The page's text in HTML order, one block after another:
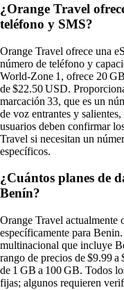
¿Orange Travel
teléfono y SMS?
Orange Travel ofrece una
número de teléfono y
World‑Zone 1, ofrece 20
de $22.50 USD.
marcación 33, que es un
de voz entrantes y
usuarios deben confirmar
Travel si necesitan un
específicos.
¿Cuántos planes de
Benín?
Orange Travel actualmente
específicamente para
multinacional que incluye
rango de precios de $9.99
de 1 GB a 100 GB. Todos
fijas; algunos requieren